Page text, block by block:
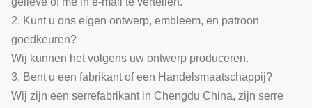
2. Kunt u ons eigen ontwerp, embleem, en patroon
goedkeuren?
Wij kunnen het volgens uw ontwerp produceren.
3. Bent u een fabrikant of een Handelsmaatschappij?
Wij zijn een serrefabrikant in Chengdu China, zijn serre